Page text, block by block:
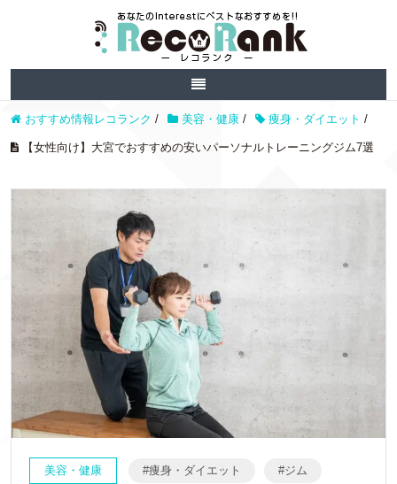
おすすめ情報レコランク / 美容・健康 / 痩身・ダイエット /
【女性向け】大宮でおすすめの安いパーソナルトレーニングジム7選
美容・健康 痩身・ダイエット ジム